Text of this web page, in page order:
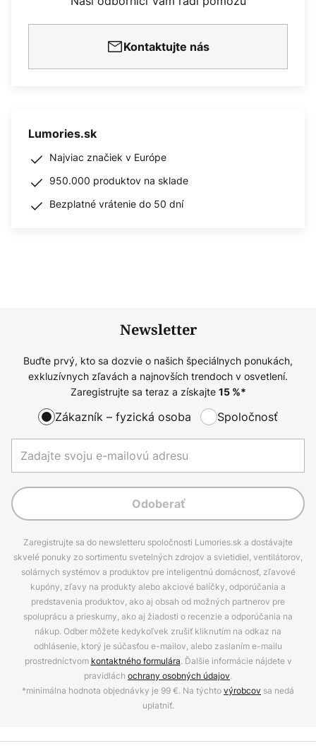
Kontaktujte nás
Lumories.sk
Najviac značiek v Európe
950.000 produktov na sklade
Bezplatné vrátenie do 50 dní
Newsletter
Buďte prvý, kto sa dozvie o našich špeciálnych ponukách,
exkluzívnych zľavách a najnovších trendoch v osvetlení.
Zaregistrujte sa teraz a získajte 15%*
Zákazník – fyzická osoba Spoločnosť
Odoberať
Zaregistrujte sa do newsletteru spoločnosti Lumories.sk a dostávajte
skvelé ponuky zo sortimentu svetelných zdrojov a svietidiel, ventilátorov,
solárnych systémov a produktov pre inteligentnú domácnosť, zľavové
kupóny, zľavy na produkty alebo akciové balíčky, odporúčania a
predstavenia produktov, ako aj obsah od možných partnerov pre
spoluprácu a prieskumy, ako aj žiadosti o recenzie a odporúčania na
nákup. Odber môžete kedykoľvek zrušiť kliknutím na odkaz na
odhlásenie, ktorý je súčasťou e-mailov, alebo zaslaním e-mailu
prostredníctvom kontaktného formulára. Ďalšie informácie nájdete v
pravidlách ochrany osobných údajov.
*minimálna hodnota objednávky je 99 €. Na týchtovýrobcov sa nedá
uplatniť.